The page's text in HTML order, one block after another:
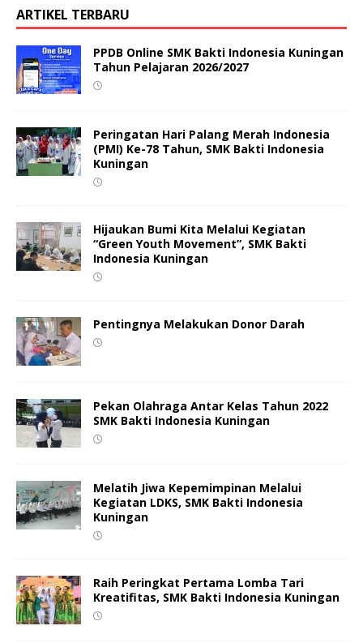
ARTIKEL TERBARU
PPDB Online SMK Bakti Indonesia Kuningan
Tahun Pelajaran 2026/2027
Peringatan Hari Palang Merah Indonesia
(PMI) Ke-78 Tahun, SMK Bakti Indonesia
Kuningan
Hijaukan Bumi Kita Melalui Kegiatan
“Green Youth Movement”, SMK Bakti
Indonesia Kuningan
Pentingnya Melakukan Donor Darah
Pekan Olahraga Antar Kelas Tahun 2022
SMK Bakti Indonesia Kuningan
Melatih Jiwa Kepemimpinan Melalui
Kegiatan LDKS, SMK Bakti Indonesia
Kuningan
Raih Peringkat Pertama Lomba Tari
Kreatifitas, SMK Bakti Indonesia Kuningan